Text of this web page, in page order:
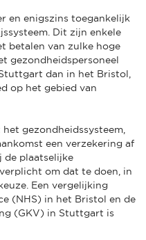
en enigszins toegankelijk
Dit zijn enkele
betalen van zulke hoge
gezondheidspersoneel
dan in het Bristol,
op het gebied van
gezondheidssysteem,
een verzekering af
de plaatselijke
om dat te doen, in
Een vergelijking
(NHS) in het Bristol en de
(GKV) in Stuttgart is